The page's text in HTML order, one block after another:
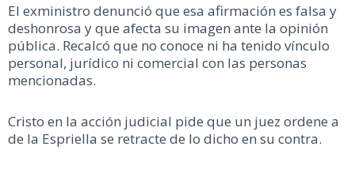
El exministro denunció que esa afirmación es falsa y
deshonrosa y que afecta su imagen ante la opinión
pública. Recalcó que no conoce ni ha tenido vínculo
personal, jurídico ni comercial con las personas
mencionadas.
Cristo en la acción judicial pide que un juez ordene a
de la Espriella se retracte de lo dicho en su contra.